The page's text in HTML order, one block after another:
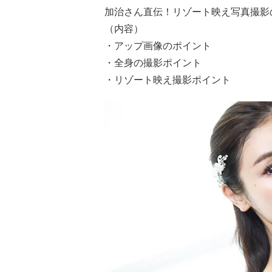
加治さん直伝！リゾート映え写真撮影
（内容）
・アップ画像のポイント
・全身の撮影ポイント
・リゾート映え撮影ポイント